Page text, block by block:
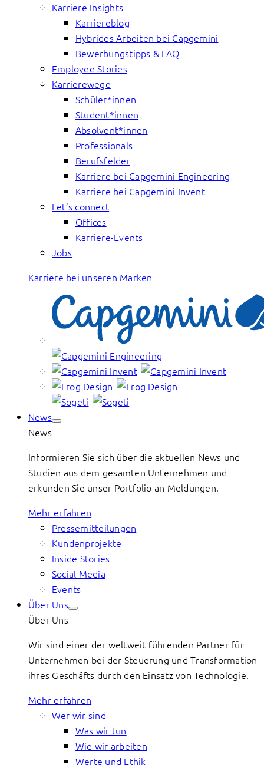
Karriere Insights
Karriereblog
Hybrides Arbeiten bei Capgemini
Bewerbungstipps & FAQ
Employee Stories
Karrierewege
Schüler*innen
Student*innen
Absolvent*innen
Professionals
Berufsfelder
Karriere bei Capgemini Engineering
Karriere bei Capgemini Invent
Let’s connect
Offices
Karriere-Events
Jobs
Karriere bei unseren Marken
News
News
Informieren Sie sich über die aktuellen News und
Studien aus dem gesamten Unternehmen und
erkunden Sie unser Portfolio an Meldungen.
Mehr erfahren
Pressemitteilungen
Kundenprojekte
Inside Stories
Social Media
Events
Über Uns
Über Uns
Wir sind einer der weltweit führenden Partner für
Unternehmen bei der Steuerung und Transformation
ihres Geschäfts durch den Einsatz von Technologie.
Mehr erfahren
Wer wir sind
Was wir tun
Wie wir arbeiten
Werte und Ethik